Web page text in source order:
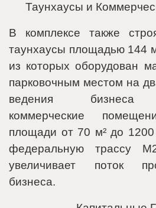
Таунхаусы и
В комплексе также
таунхаусы площадью 144
из которых оборудован
парковочным местом на
ведения бизнеса
коммерческие
площади от 70 м² до
федеральную трассу
увеличивает поток
бизнеса.